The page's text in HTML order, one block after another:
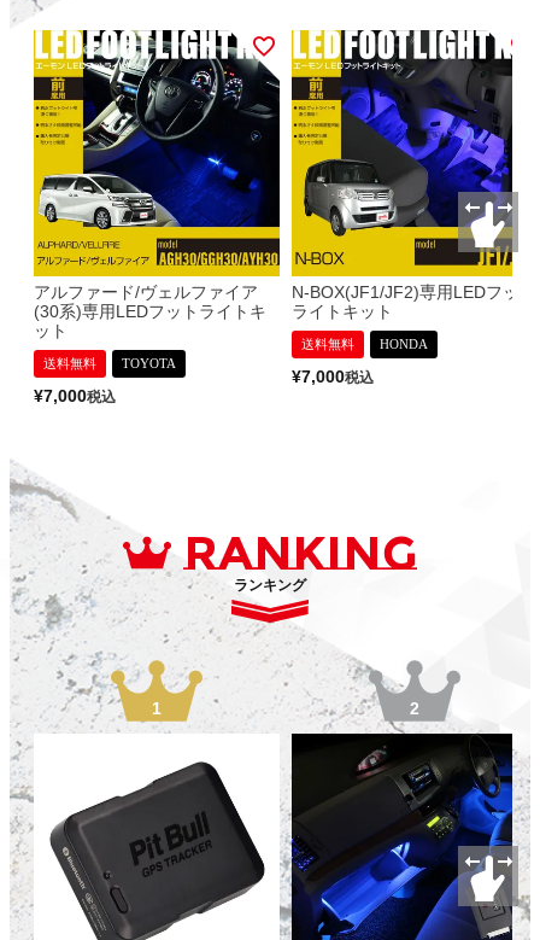
アルファード/ヴェルファイア
(30系)専用LEDフットライトキ
ット
送料無料 TOYOTA
¥7,000税込
N-BOX(JF1/JF2)専用LEDフット
ライトキット
送料無料 HONDA
¥7,000税込
RANKING
ランキング